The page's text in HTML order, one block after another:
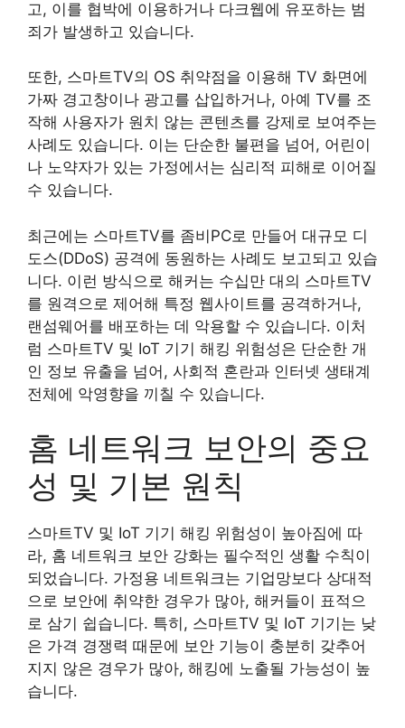
고, 이를 협박에 이용하거나 다크웹에 유포하는 범
죄가 발생하고 있습니다.
또한, 스마트TV의 OS 취약점을 이용해 TV 화면에
가짜 경고창이나 광고를 삽입하거나, 아예 TV를 조
작해 사용자가 원치 않는 콘텐츠를 강제로 보여주는
사례도 있습니다. 이는 단순한 불편을 넘어, 어린이
나 노약자가 있는 가정에서는 심리적 피해로 이어질
수 있습니다.
최근에는 스마트TV를 좀비PC로 만들어 대규모 디
도스(DDoS) 공격에 동원하는 사례도 보고되고 있습
니다. 이런 방식으로 해커는 수십만 대의 스마트TV
를 원격으로 제어해 특정 웹사이트를 공격하거나,
랜섬웨어를 배포하는 데 악용할 수 있습니다. 이처
럼 스마트TV 및 IoT 기기 해킹 위험성은 단순한 개
인 정보 유출을 넘어, 사회적 혼란과 인터넷 생태계
전체에 악영향을 끼칠 수 있습니다.
홈 네트워크 보안의 중요
성 및 기본 원칙
스마트TV 및 IoT 기기 해킹 위험성이 높아짐에 따
라, 홈 네트워크 보안 강화는 필수적인 생활 수칙이
되었습니다. 가정용 네트워크는 기업망보다 상대적
으로 보안에 취약한 경우가 많아, 해커들이 표적으
로 삼기 쉽습니다. 특히, 스마트TV 및 IoT 기기는 낮
은 가격 경쟁력 때문에 보안 기능이 충분히 갖추어
지지 않은 경우가 많아, 해킹에 노출될 가능성이 높
습니다.